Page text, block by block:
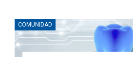
COMUNIDAD